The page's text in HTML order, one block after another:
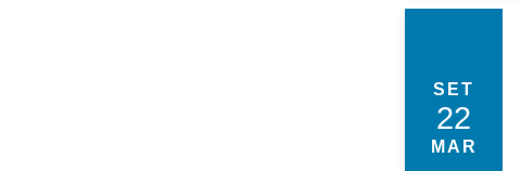
SET
22
MAR